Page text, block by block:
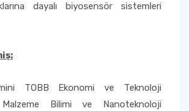
dayalı biyosensör sistemleri
TOBB Ekonomi ve Teknoloji
Bilimi ve Nanoteknoloji